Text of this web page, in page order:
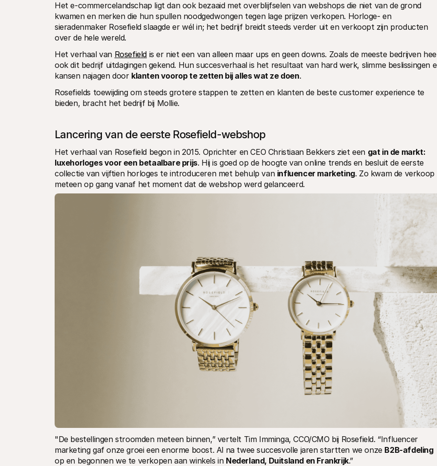
Het e-commercelandschap ligt dan ook bezaaid met overblijfselen van webshops die niet van de grond
kwamen en merken die hun spullen noodgedwongen tegen lage prijzen verkopen. Horloge- en
sieradenmaker Rosefield slaagde er wél in; het bedrijf breidt steeds verder uit en verkoopt zijn producten
over de hele wereld.
Het verhaal van Rosefield is er niet een van alleen maar ups en geen downs. Zoals de meeste bedrijven
ook dit bedrijf uitdagingen gekend. Hun succesverhaal is het resultaat van hard werk, slimme beslissingen
kansen najagen door klanten voorop te zetten bij alles wat ze doen.
Rosefields toewijding om steeds grotere stappen te zetten en klanten de beste customer experience te
bieden, bracht het bedrijf bij Mollie.
Lancering van de eerste Rosefield-webshop
Het verhaal van Rosefield begon in 2015. Oprichter en CEO Christiaan Bekkers ziet een gat in de markt:
luxehorloges voor een betaalbare prijs. Hij is goed op de hoogte van online trends en besluit de eerste
collectie van vijftien horloges te introduceren met behulp van influencer marketing. Zo kwam de verkoop
meteen op gang vanaf het moment dat de webshop werd gelanceerd.
"De bestellingen stroomden meteen binnen,” vertelt Tim Imminga, CCO/CMO bij Rosefield. “Influencer
marketing gaf onze groei een enorme boost. Al na twee succesvolle jaren startten we onze B2B-afdeling
op en begonnen we te verkopen aan winkels in Nederland, Duitsland en Frankrijk.”